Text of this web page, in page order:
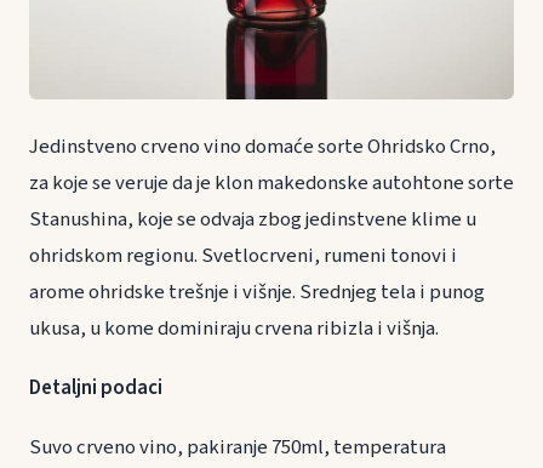
Jedinstveno crveno vino domaće sorte Ohridsko Crno,
za koje se veruje da je klon makedonske autohtone sorte
Stanushina, koje se odvaja zbog jedinstvene klime u
ohridskom regionu. Svetlocrveni, rumeni tonovi i
arome ohridske trešnje i višnje. Srednjeg tela i punog
ukusa, u kome dominiraju crvena ribizla i višnja.
Detaljni podaci
Suvo crveno vino, pakiranje 750ml, temperatura